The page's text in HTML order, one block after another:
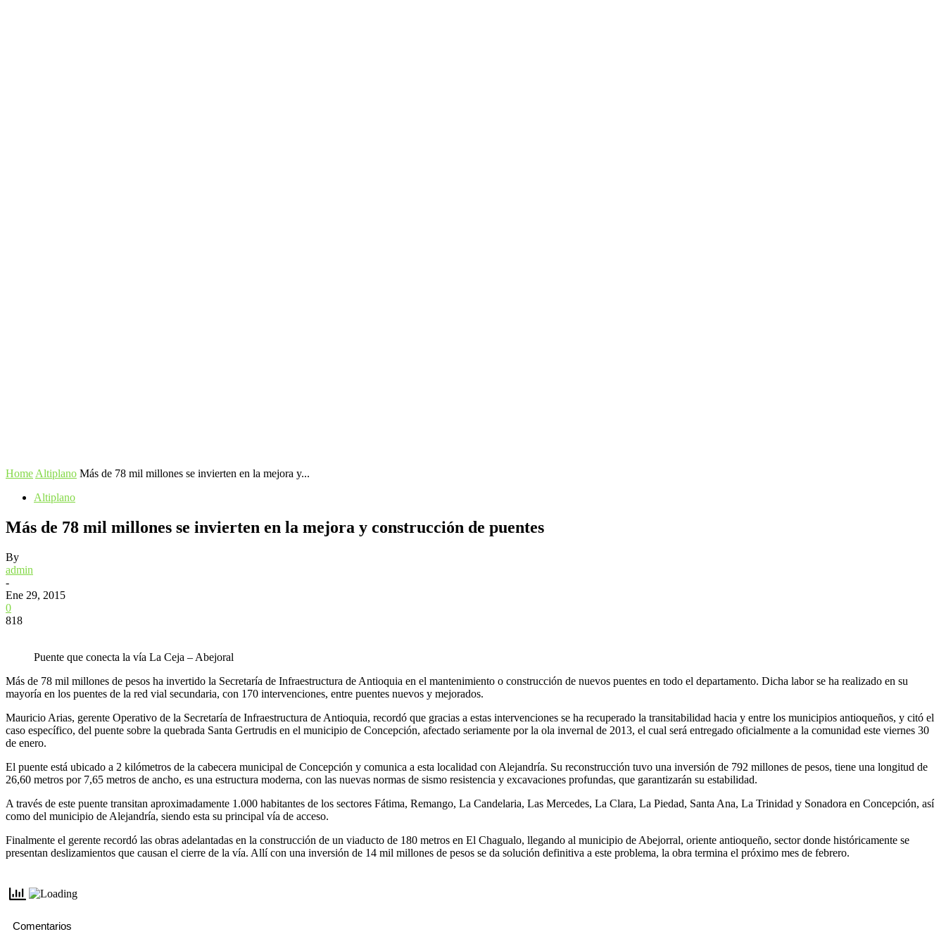
Home Altiplano Más de 78 mil millones se invierten en la mejora y...
Altiplano
Más de 78 mil millones se invierten en la mejora y construcción de puentes
By
admin
-
Ene 29, 2015
0
818
Puente que conecta la vía La Ceja – Abejoral
Más de 78 mil millones de pesos ha invertido la Secretaría de Infraestructura de Antioquia en el mantenimiento o construcción de nuevos puentes en todo el departamento. Dicha labor se ha realizado en su
mayoría en los puentes de la red vial secundaria, con 170 intervenciones, entre puentes nuevos y mejorados.
Mauricio Arias, gerente Operativo de la Secretaría de Infraestructura de Antioquia, recordó que gracias a estas intervenciones se ha recuperado la transitabilidad hacia y entre los municipios antioqueños, y citó el
caso específico, del puente sobre la quebrada Santa Gertrudis en el municipio de Concepción, afectado seriamente por la ola invernal de 2013, el cual será entregado oficialmente a la comunidad este viernes 30
de enero.
El puente está ubicado a 2 kilómetros de la cabecera municipal de Concepción y comunica a esta localidad con Alejandría. Su reconstrucción tuvo una inversión de 792 millones de pesos, tiene una longitud de
26,60 metros por 7,65 metros de ancho, es una estructura moderna, con las nuevas normas de sismo resistencia y excavaciones profundas, que garantizarán su estabilidad.
A través de este puente transitan aproximadamente 1.000 habitantes de los sectores Fátima, Remango, La Candelaria, Las Mercedes, La Clara, La Piedad, Santa Ana, La Trinidad y Sonadora en Concepción, así
como del municipio de Alejandría, siendo esta su principal vía de acceso.
Finalmente el gerente recordó las obras adelantadas en la construcción de un viaducto de 180 metros en El Chagualo, llegando al municipio de Abejorral, oriente antioqueño, sector donde históricamente se
presentan deslizamientos que causan el cierre de la vía. Allí con una inversión de 14 mil millones de pesos se da solución definitiva a este problema, la obra termina el próximo mes de febrero.
Comentarios